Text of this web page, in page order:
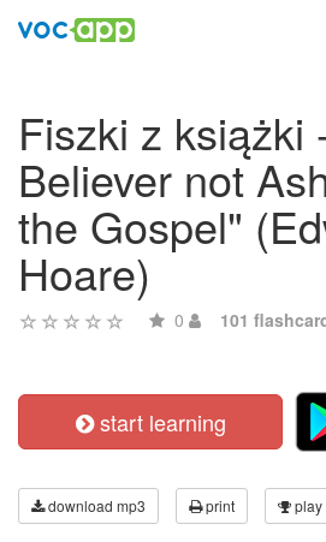
Fiszki z książki
Believer not
the Gospel"
Hoare)
0 101
start learning
download mp3 print play